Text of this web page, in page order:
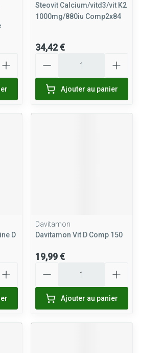
Steovit Calcium/vitd3/vit K2
1000mg/880iu Comp2x84
34,42 €
Ajouter au panier
D
Davitamon
Davitamon Vit D Comp 150
19,99 €
Ajouter au panier